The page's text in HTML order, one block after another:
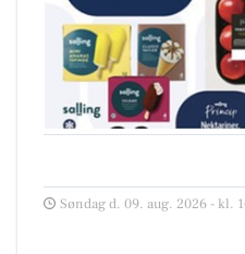
Søndag d. 09. aug. 2026 - kl.